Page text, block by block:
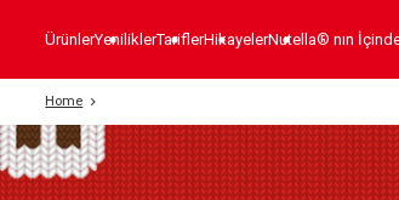
ÜrünlerYeniliklerTariflerHikayelerNutella® nın
Home